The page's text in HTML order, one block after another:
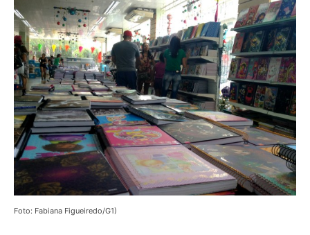
Foto: Fabiana Figueiredo/G1)